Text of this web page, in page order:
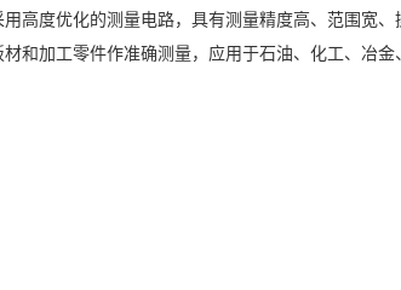
高度优化的测量电路，具有测量精度高、范围宽
和加工零件作准确测量，应用于石油、化工、冶